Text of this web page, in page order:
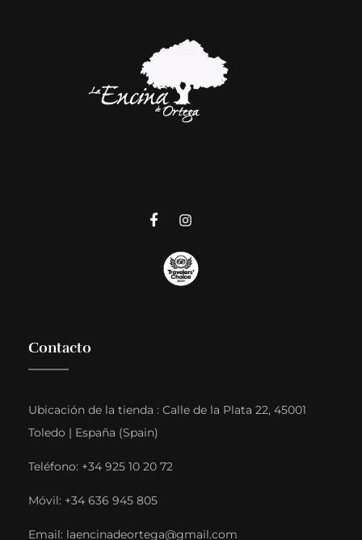
Contacto
Ubicación de la tienda : Calle de la Plata 22, 45001
Toledo | España (Spain)
Teléfono: +34 925 10 20 72
Móvil: +34 636 945 805
Email: laencinadeortega@gmail.com